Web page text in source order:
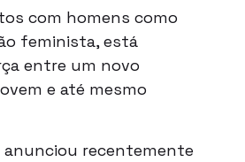
com homens como
feminista, está
entre um novo
e até mesmo
anunciou recentemente